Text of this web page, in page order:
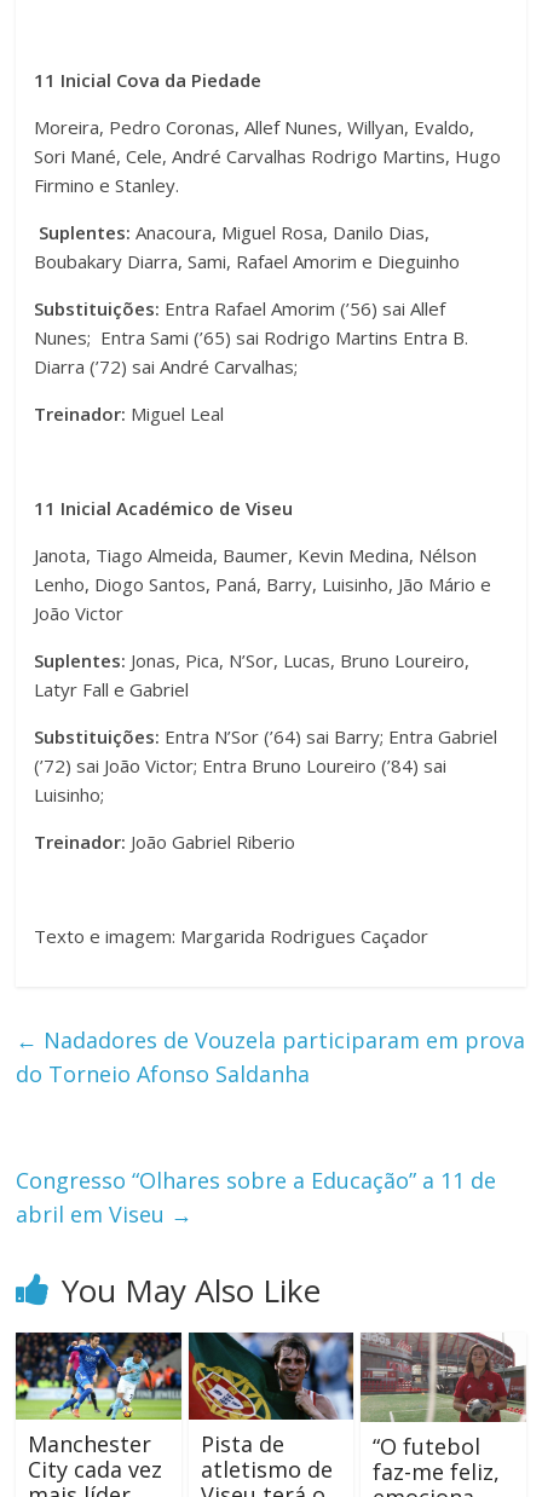
11 Inicial Cova da Piedade
Moreira, Pedro Coronas, Allef Nunes, Willyan, Evaldo,
Sori Mané, Cele, André Carvalhas Rodrigo Martins, Hugo
Firmino e Stanley.
Suplentes: Anacoura, Miguel Rosa, Danilo Dias,
Boubakary Diarra, Sami, Rafael Amorim e Dieguinho
Substituições: Entra Rafael Amorim (’56) sai Allef
Nunes; Entra Sami (’65) sai Rodrigo Martins Entra B.
Diarra (’72) sai André Carvalhas;
Treinador: Miguel Leal
11 Inicial Académico de Viseu
Janota, Tiago Almeida, Baumer, Kevin Medina, Nélson
Lenho, Diogo Santos, Paná, Barry, Luisinho, Jão Mário e
João Victor
Suplentes: Jonas, Pica, N’Sor, Lucas, Bruno Loureiro,
Latyr Fall e Gabriel
Substituições: Entra N’Sor (’64) sai Barry; Entra Gabriel
(’72) sai João Victor; Entra Bruno Loureiro (’84) sai
Luisinho;
Treinador: João Gabriel Riberio
Texto e imagem: Margarida Rodrigues Caçador
← Nadadores de Vouzela participaram em prova
do Torneio Afonso Saldanha
Congresso “Olhares sobre a Educação” a 11 de
abril em Viseu →
You May Also Like
Manchester
City cada vez
Pista de
atletismo de
“O futebol
faz-me feliz,